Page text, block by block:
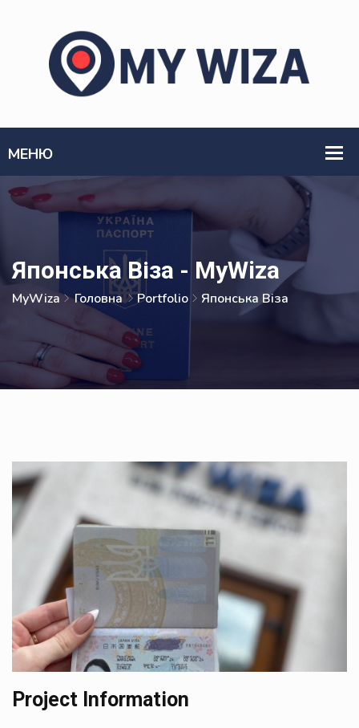
Японська Віза - MyWiza
MyWiza Головна Portfolio Японська Віза
Project Information